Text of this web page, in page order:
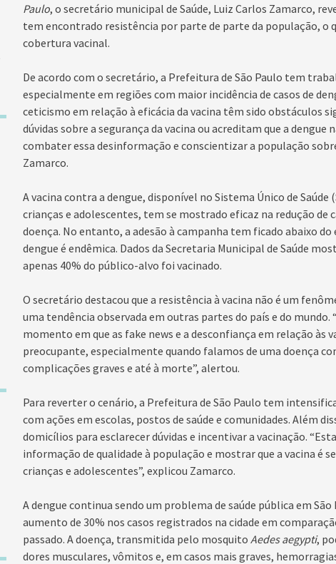
Paulo, o secretário municipal de Saúde, Luiz Carlos Zamarco,
tem encontrado resistência por parte de parte da população, o
cobertura vacinal.
De acordo com o secretário, a Prefeitura de São Paulo tem
especialmente em regiões com maior incidência de casos de
ceticismo em relação à eficácia da vacina têm sido obstáculos
dúvidas sobre a segurança da vacina ou acreditam que a dengue
combater essa desinformação e conscientizar a população
Zamarco.
A vacina contra a dengue, disponível no Sistema Único de
crianças e adolescentes, tem se mostrado eficaz na redução de
doença. No entanto, a adesão à campanha tem ficado abaixo do
dengue é endêmica. Dados da Secretaria Municipal de Saúde
apenas 40% do público-alvo foi vacinado.
O secretário destacou que a resistência à vacina não é um
uma tendência observada em outras partes do país e do
momento em que as fake news e a desconfiança em relação às
preocupante, especialmente quando falamos de uma doença
complicações graves e até à morte”, alertou.
Para reverter o cenário, a Prefeitura de São Paulo tem
com ações em escolas, postos de saúde e comunidades. Além
domicílios para esclarecer dúvidas e incentivar a vacinação.
informação de qualidade à população e mostrar que a vacina é
crianças e adolescentes”, explicou Zamarco.
A dengue continua sendo um problema de saúde pública em
aumento de 30% nos casos registrados na cidade em
passado. A doença, transmitida pelo mosquito Aedes aegypti,
dores musculares, vômitos e, em casos mais graves,